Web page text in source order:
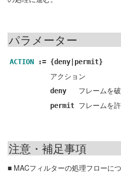
パラメーター
ACTION := {deny|permit}
アクション
deny フレームを
permit フレームを
注意・補足事項
■ MACフィルターの処理フローに